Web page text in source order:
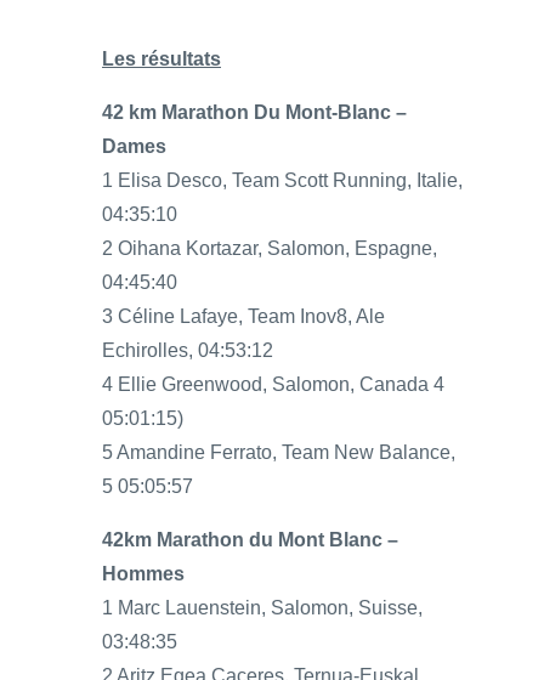
Les résultats
42 km Marathon Du Mont-Blanc –
Dames
1 Elisa Desco, Team Scott Running, Italie,
04:35:10
2 Oihana Kortazar, Salomon, Espagne,
04:45:40
3 Céline Lafaye, Team Inov8, Ale
Echirolles, 04:53:12
4 Ellie Greenwood, Salomon, Canada 4
05:01:15)
5 Amandine Ferrato, Team New Balance,
5 05:05:57
42km Marathon du Mont Blanc –
Hommes
1 Marc Lauenstein, Salomon, Suisse,
03:48:35
2 Aritz Egea Caceres, Ternua-Euskal